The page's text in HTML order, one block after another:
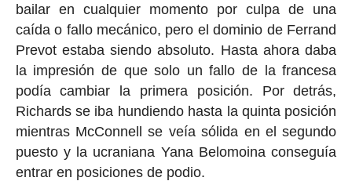
bailar en cualquier momento por culpa de una
caída o fallo mecánico, pero el dominio de Ferrand
Prevot estaba siendo absoluto. Hasta ahora daba
la impresión de que solo un fallo de la francesa
podía cambiar la primera posición. Por detrás,
Richards se iba hundiendo hasta la quinta posición
mientras McConnell se veía sólida en el segundo
puesto y la ucraniana Yana Belomoina conseguía
entrar en posiciones de podio.